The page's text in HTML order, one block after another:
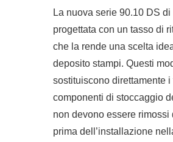
La nuova serie 90.10 DS
progettata con un tasso di
che la rende una scelta
deposito stampi. Questi
sostituiscono direttamente
componenti di stoccaggio
non devono essere rimossi
prima dell’installazione